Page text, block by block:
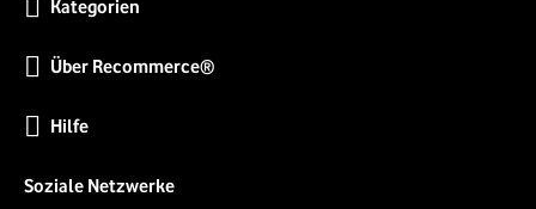
Kategorien
Über Recommerce®
Hilfe
Soziale Netzwerke